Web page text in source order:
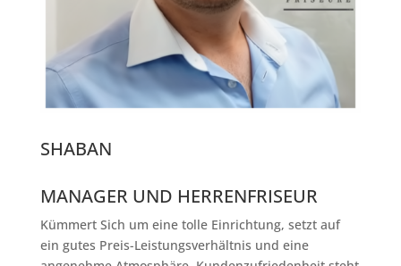
SHABAN
MANAGER UND HERRENFRISEUR
Kümmert Sich um eine tolle Einrichtung, setzt auf
ein gutes Preis-Leistungsverhältnis und eine